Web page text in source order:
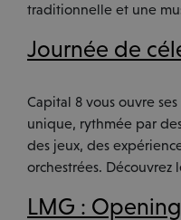
traditionnelle et une
Journée de
Capital 8 vous ouvre
unique, rythmée par
des jeux, des
orchestrées.
LMG :